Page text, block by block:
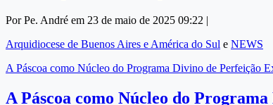
Por Pe. André em 23 de maio de 2025 09:22 |
Arquidiocese de Buenos Aires e América do Sul e NEWS
A Páscoa como Núcleo do Programa Divino de Perfeição
A Páscoa como Núcleo do